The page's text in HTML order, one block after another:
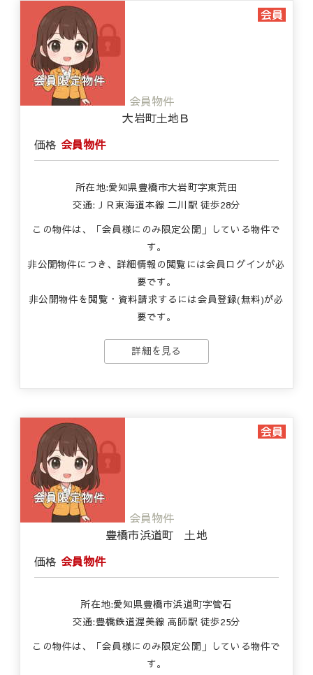
会員物件
大岩町土地Ｂ
価格 会員物件
所在地:愛知県豊橋市大岩町字東荒田
交通:ＪＲ東海道本線 二川駅 徒歩28分
この物件は、「会員様にのみ限定公開」している物件で
す。
非公開物件につき、詳細情報の閲覧には会員ログインが必
要です。
非公開物件を閲覧・資料請求するには会員登録(無料)が必
要です。
詳細を見る
会員物件
豊橋市浜道町 土地
価格 会員物件
所在地:愛知県豊橋市浜道町字管石
交通:豊橋鉄道渥美線 高師駅 徒歩25分
この物件は、「会員様にのみ限定公開」している物件で
す。